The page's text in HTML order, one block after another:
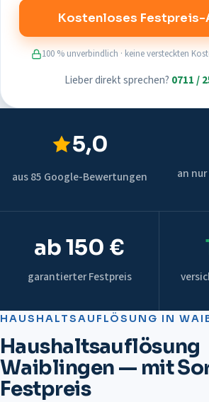
Kostenloses Festpreis-
100 % unverbindlich · keine versteckten
Lieber direkt sprechen? 0711 /
5,0
aus 85 Google-Bewertungen an
ab 150 €
garantierter Festpreis
HAUSHALTSAUFLÖSUNG IN
Haushaltsauflösung
Waiblingen — mit
Festpreis